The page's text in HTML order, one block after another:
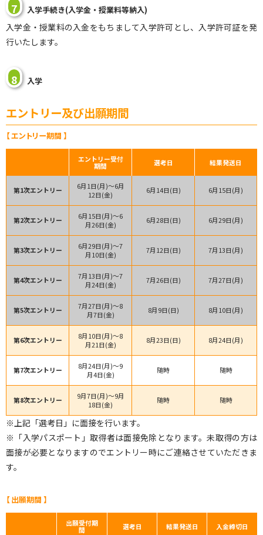
7 入学手続き(入学金・授業料等納入)
入学金・授業料の入金をもちまして入学許可とし、入学許可証を発
行いたします。
8 入学
エントリー及び出願期間
【 エントリー期間 】
エントリー受付
期間 選考日 結果発送日
第1次エントリー 6月1日(月)～6月
12日(金)
6月14日(日) 6月15日(月)
第2次エントリー 6月15日(月)～6
月26日(金)
6月28日(日) 6月29日(月)
第3次エントリー 6月29日(月)～7
月10日(金)
7月12日(日) 7月13日(月)
第4次エントリー 7月13日(月)～7
月24日(金)
7月26日(日) 7月27日(月)
第5次エントリー 7月27日(月)～8
月7日(金)
8月9日(日) 8月10日(月)
第6次エントリー 8月10日(月)～8
月21日(金)
8月23日(日) 8月24日(月)
第7次エントリー 8月24日(月)～9
月4日(金)
随時 随時
第8次エントリー 9月7日(月)～9月
18日(金)
随時 随時
※上記「選考日」に面接を行います。
※「入学パスポート」取得者は面接免除となります。未取得の方は
面接が必要となりますのでエントリー時にご連絡させていただきま
す。
【 出願期間 】
出願受付期
間 選考日 結果発送日 入金締切日